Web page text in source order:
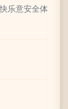
乐意安全体